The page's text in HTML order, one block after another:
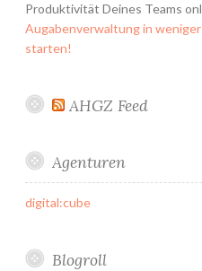
Produktivität Deines Teams
Augabenverwaltung in
starten!
AHGZ Feed
Agenturen
digital:cube
Blogroll